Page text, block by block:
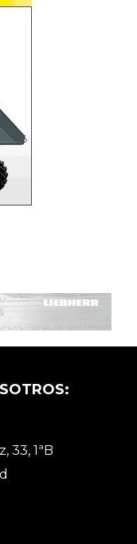
33, 1ªB